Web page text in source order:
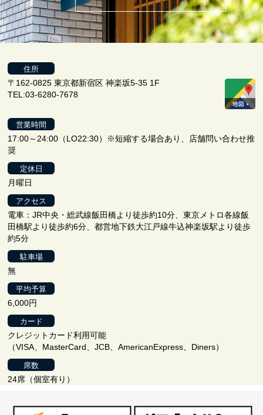
住所
〒162-0825 東京都新宿区 神楽坂5-35 1F
TEL:03-6280-7678
営業時間
17:00～24:00（LO22:30）※短縮する場合あり、店舗問い合わせ推
奨
定休日
月曜日
アクセス
電車：JR中央・総武線飯田橋より徒歩約10分、東京メトロ各線飯
田橋駅より徒歩約6分、都営地下鉄大江戸線牛込神楽坂駅より徒歩
約5分
駐車場
無
平均予算
6,000円
カード
クレジットカード利用可能
（VISA、MasterCard、JCB、AmericanExpress、Diners）
席数
24席（個室有り）